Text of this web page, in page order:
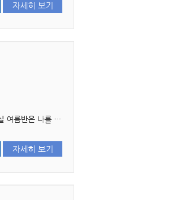
자세히 보기
들어가는 말 여름과 함께 시작되는 문제풀이반은 일 년 여정의 꽃이라고 할 수 있습니다. 꽃이라는 아름다운 표현을 썼지만, 사실 여름반은 나를 직면하는 고통의 연속이고 그래서 용기가 필..
자세히 보기